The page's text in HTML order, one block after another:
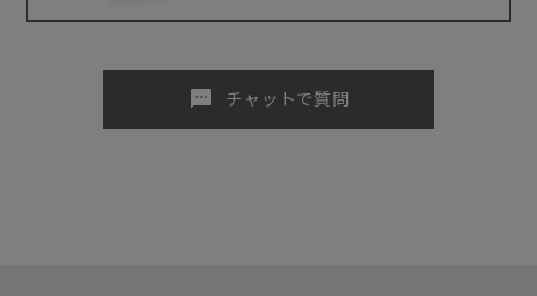
sms チャットで質問